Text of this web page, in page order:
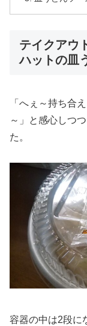
テイクアウ
ハットの皿
「へぇ～持ち合
～」と感心しつ
た。
容器の中は2段に